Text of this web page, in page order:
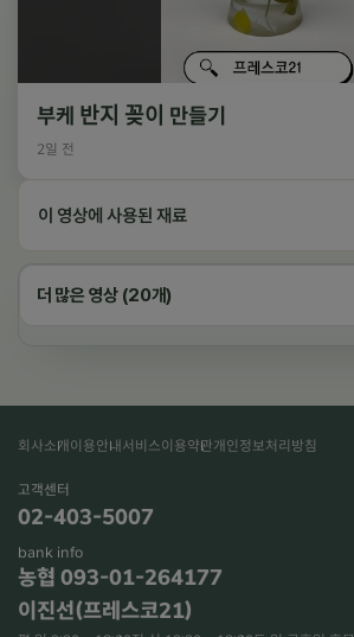
부케 반지 꽂이 만들기
2일 전
이 영상에 사용된 재료
영상 속 재료 상품 보기
더 많은 영상 (20개)
회사소개이용안내서비스이용약관개인정보처리방침
고객센터
02-403-5007
bank info
농협 093-01-264177
이진선(프레스코21)